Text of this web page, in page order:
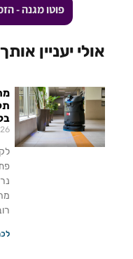
פוטו מגנה -
אולי יעניין